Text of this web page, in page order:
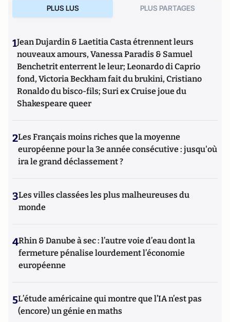
PLUS LUS PLUS PARTAGES
1Jean Dujardin & Laetitia Casta étrennent leurs
nouveaux amours, Vanessa Paradis & Samuel
Benchetrit enterrent le leur; Leonardo di Caprio
fond, Victoria Beckham fait du brukini, Cristiano
Ronaldo du bisco-fils; Suri ex Cruise joue du
Shakespeare queer
2Les Français moins riches que la moyenne
européenne pour la 3e année consécutive : jusqu'où
ira le grand déclassement ?
3Les villes classées les plus malheureuses du
monde
4Rhin & Danube à sec : l’autre voie d’eau dont la
fermeture pénalise lourdement l’économie
européenne
5L’étude américaine qui montre que l’IA n’est pas
(encore) un génie en maths